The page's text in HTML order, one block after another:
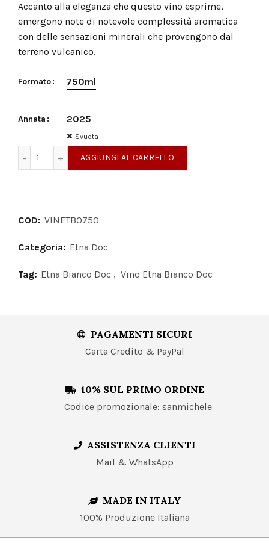
Accanto alla eleganza che questo vino esprime,
emergono note di notevole complessità aromatica
con delle sensazioni minerali che provengono dal
terreno vulcanico.
Formato 750ml
Annata 2025
Svuota
AGGIUNGI AL CARRELLO
COD: VINETB0750
Categoria: Etna Doc
Tag: Etna Bianco Doc , Vino Etna Bianco Doc
PAGAMENTI SICURI
Carta Credito & PayPal
10% SUL PRIMO ORDINE
Codice promozionale: sanmichele
ASSISTENZA CLIENTI
Mail & WhatsApp
MADE IN ITALY
100% Produzione Italiana